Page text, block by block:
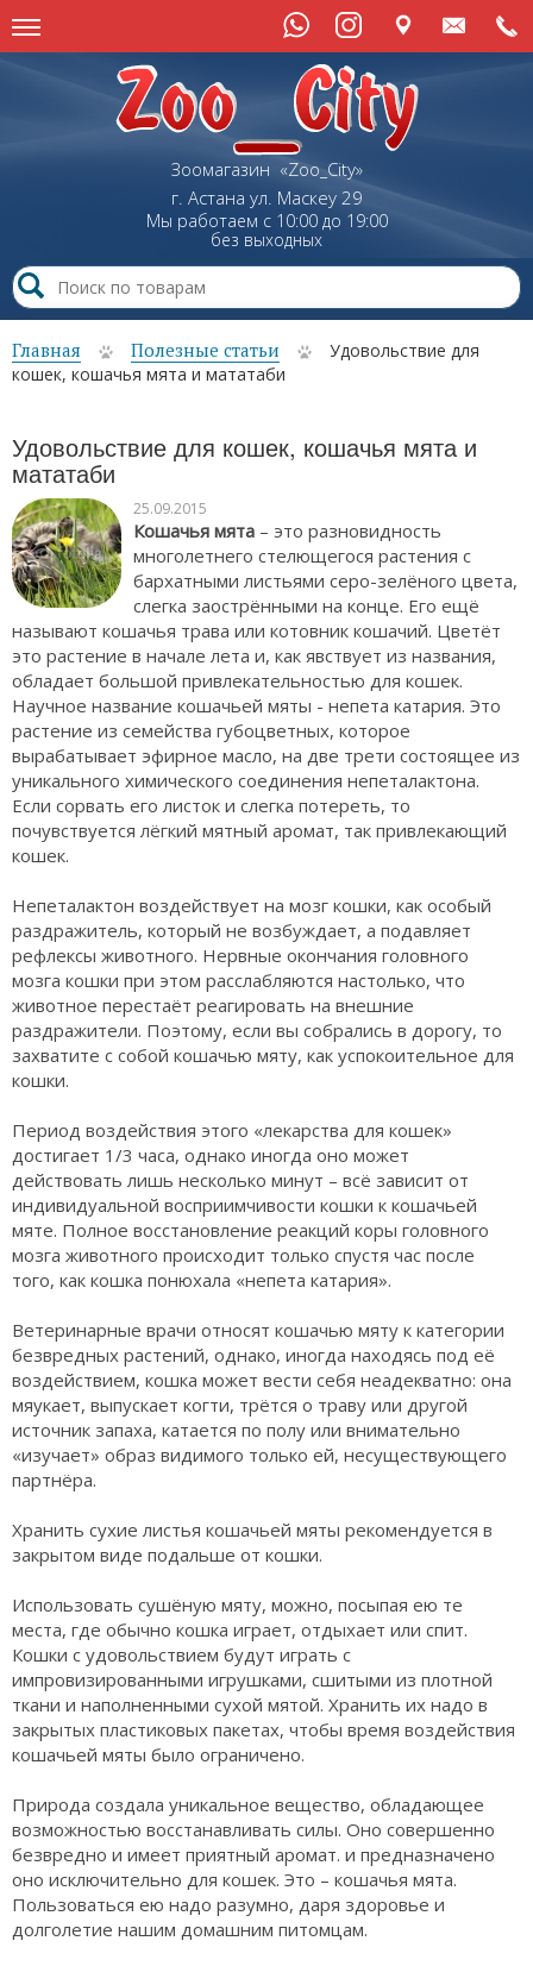
Зоомагазин «Zoo_City»
г. Астана ул. Маскеу29
Мы работаем с 10:00 до 19:00
без выходных
Главная Полезные статьи
Удовольствие для
кошек, кошачья мята и мататаби
Удовольствие для кошек, кошачья мята и
мататаби
25.09.2015
Кошачья мята – это разновидность
многолетнего стелющегося растения с
бархатными листьями серо-зелёного цвета,
слегка заострёнными на конце. Его ещё
называют кошачья трава или котовник кошачий. Цветёт
это растение в начале лета и, как явствует из названия,
обладает большой привлекательностью для кошек.
Научное название кошачьей мяты - непета катария. Это
растение из семейства губоцветных, которое
вырабатывает эфирное масло, на две трети состоящее из
уникального химического соединения непеталактона.
Если сорвать его листок и слегка потереть, то
почувствуется лёгкий мятный аромат, так привлекающий
кошек.
Непеталактон воздействует на мозг кошки, как особый
раздражитель, который не возбуждает, а подавляет
рефлексы животного. Нервные окончания головного
мозга кошки при этом расслабляются настолько, что
животное перестаёт реагировать на внешние
раздражители. Поэтому, если вы собрались в дорогу, то
захватите с собой кошачью мяту, как успокоительное для
кошки.
Период воздействия этого «лекарства для кошек»
достигает 1/3 часа, однако иногда оно может
действовать лишь несколько минут – всё зависит от
индивидуальной восприимчивости кошки к кошачьей
мяте. Полное восстановление реакций коры головного
мозга животного происходит только спустя час после
того, как кошка понюхала «непета катария».
Ветеринарные врачи относят кошачью мяту к категории
безвредных растений, однако, иногда находясь под её
воздействием, кошка может вести себя неадекватно: она
мяукает, выпускает когти, трётся о траву или другой
источник запаха, катается по полу или внимательно
«изучает» образ видимого только ей, несуществующего
партнёра.
Хранить сухие листья кошачьей мяты рекомендуется в
закрытом виде подальше от кошки.
Использовать сушёную мяту, можно, посыпая ею те
места, где обычно кошка играет, отдыхает или спит.
Кошки с удовольствием будут играть с
импровизированными игрушками, сшитыми из плотной
ткани и наполненными сухой мятой. Хранить их надо в
закрытых пластиковых пакетах, чтобы время воздействия
кошачьей мяты было ограничено.
Природа создала уникальное вещество, обладающее
возможностью восстанавливать силы. Оно совершенно
безвредно и имеет приятный аромат. и предназначено
оно исключительно для кошек. Это – кошачья мята.
Пользоваться ею надо разумно, даря здоровье и
долголетие нашим домашним питомцам.